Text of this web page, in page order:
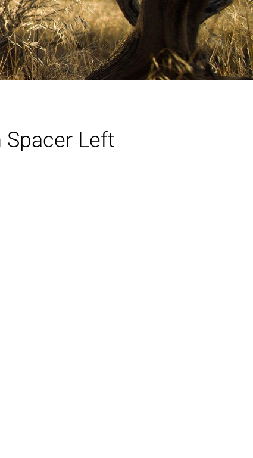
Spacer Left